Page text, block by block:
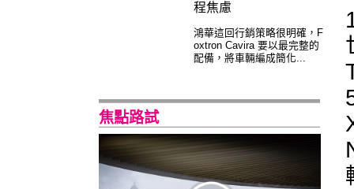
程焦慮
鴻華這回行銷策略很明確，F
oxtron Cavira 要以最完整的
配備，將車輛編成簡化...
焦點路試